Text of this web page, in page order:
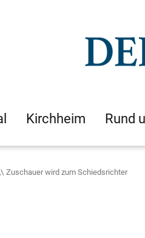
Kirchheim Rund
Zuschauer wird zum Schiedsrichter